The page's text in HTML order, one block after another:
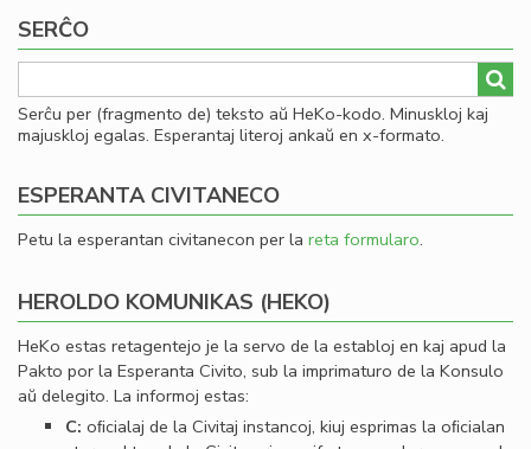
SERĈO
Serĉu per (fragmento de) teksto aŭ HeKo-kodo. Minuskloj kaj
majuskloj egalas. Esperantaj literoj ankaŭ en x-formato.
ESPERANTA CIVITANECO
Petu la esperantan civitanecon per la reta formularo.
HEROLDO KOMUNIKAS (HEKO)
HeKo estas retagentejo je la servo de la establoj en kaj apud la
Pakto por la Esperanta Civito, sub la imprimaturo de la Konsulo
aŭ delegito. La informoj estas:
C: oﬁcialaj de la Civitaj instancoj, kiuj esprimas la oﬁcialan